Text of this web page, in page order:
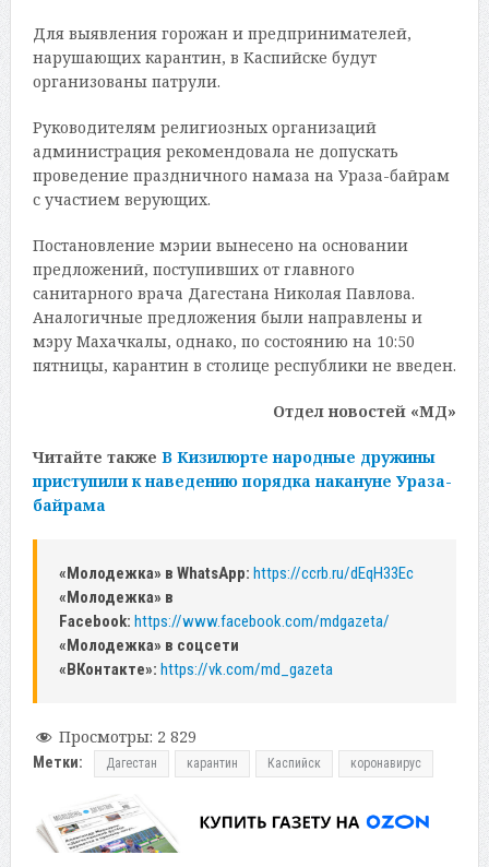
Для выявления горожан и предпринимателей,
нарушающих карантин, в Каспийске будут
организованы патрули.
Руководителям религиозных организаций
администрация рекомендовала не допускать
проведение праздничного намаза на Ураза-байрам
с участием верующих.
Постановление мэрии вынесено на основании
предложений, поступивших от главного
санитарного врача Дагестана Николая Павлова.
Аналогичные предложения были направлены и
мэру Махачкалы, однако, по состоянию на 10:50
пятницы, карантин в столице республики не введен.
Отдел новостей «МД»
Читайте также В Кизилюрте народные дружины
приступили к наведению порядка накануне Ураза-
байрама
«Молодежка» в WhatsApp: https://ccrb.ru/dEqH33Ec
«Молодежка» в
Facebook: https://www.facebook.com/mdgazeta/
«Молодежка» в соцсети
«ВКонтакте»: https://vk.com/md_gazeta
Просмотры: 2 829
Метки: Дагестан карантин Каспийск коронавирус